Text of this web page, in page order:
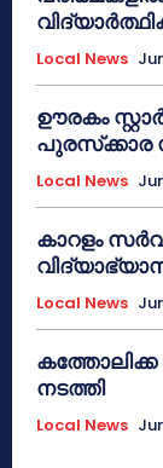
Local News
ഊരകം
പുരസ്‌ക്കാര
Local News
കാറളം
Local News
നടത്തി
Local News